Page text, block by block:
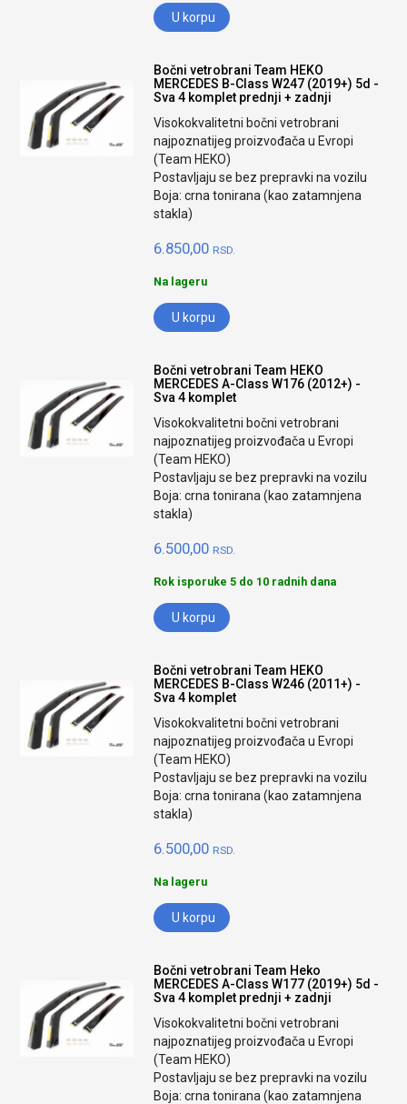
U korpu
Bočni vetrobrani Team HEKO
MERCEDES B-Class W247 (2019+) 5d -
Sva 4 komplet prednji + zadnji
Visokokvalitetni bočni vetrobrani
najpoznatijeg proizvođača u Evropi
(Team HEKO)
Postavljaju se bez prepravki na vozilu
Boja: crna tonirana (kao zatamnjena
stakla)
6.850,00 RSD.
Na lageru
U korpu
Bočni vetrobrani Team HEKO
MERCEDES A-Class W176 (2012+) -
Sva 4 komplet
Visokokvalitetni bočni vetrobrani
najpoznatijeg proizvođača u Evropi
(Team HEKO)
Postavljaju se bez prepravki na vozilu
Boja: crna tonirana (kao zatamnjena
stakla)
6.500,00 RSD.
Rok isporuke 5 do 10 radnih dana
U korpu
Bočni vetrobrani Team HEKO
MERCEDES B-Class W246 (2011+) -
Sva 4 komplet
Visokokvalitetni bočni vetrobrani
najpoznatijeg proizvođača u Evropi
(Team HEKO)
Postavljaju se bez prepravki na vozilu
Boja: crna tonirana (kao zatamnjena
stakla)
6.500,00 RSD.
Na lageru
U korpu
Bočni vetrobrani Team Heko
MERCEDES A-Class W177 (2019+) 5d -
Sva 4 komplet prednji + zadnji
Visokokvalitetni bočni vetrobrani
najpoznatijeg proizvođača u Evropi
(Team HEKO)
Postavljaju se bez prepravki na vozilu
Boja: crna tonirana (kao zatamnjena